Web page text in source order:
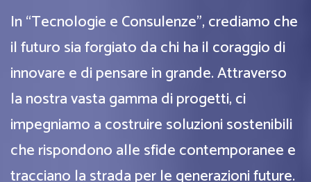
In “Tecnologie e Consulenze”, crediamo che
il futuro sia forgiato da chi ha il coraggio di
innovare e di pensare in grande. Attraverso
la nostra vasta gamma di progetti, ci
impegniamo a costruire soluzioni sostenibili
che rispondono alle sfide contemporanee e
tracciano la strada per le generazioni future.